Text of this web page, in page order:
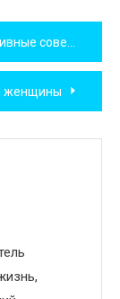
советы.
женщины